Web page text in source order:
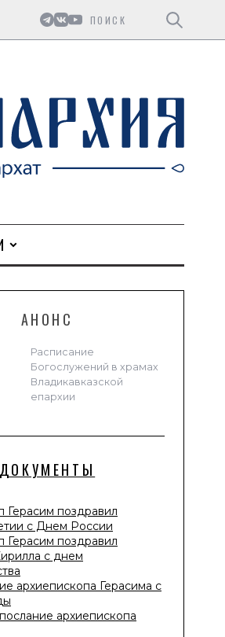
АНОНС
Расписание
Богослужений в храмах
Владикавказской
епархии
ДОКУМЕНТЫ
Герасим поздравил
с Днем России
Герасим поздравил
с днем
архиепископа Герасима с
архиепископа